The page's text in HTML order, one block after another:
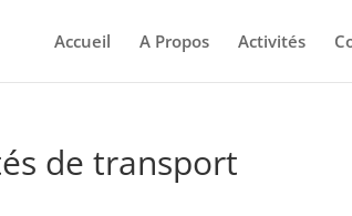
Accueil A Propos Activités
de transport